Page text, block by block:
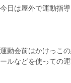
今日は屋外で運動指
運動会前はかけっこ
ールなどを使っての